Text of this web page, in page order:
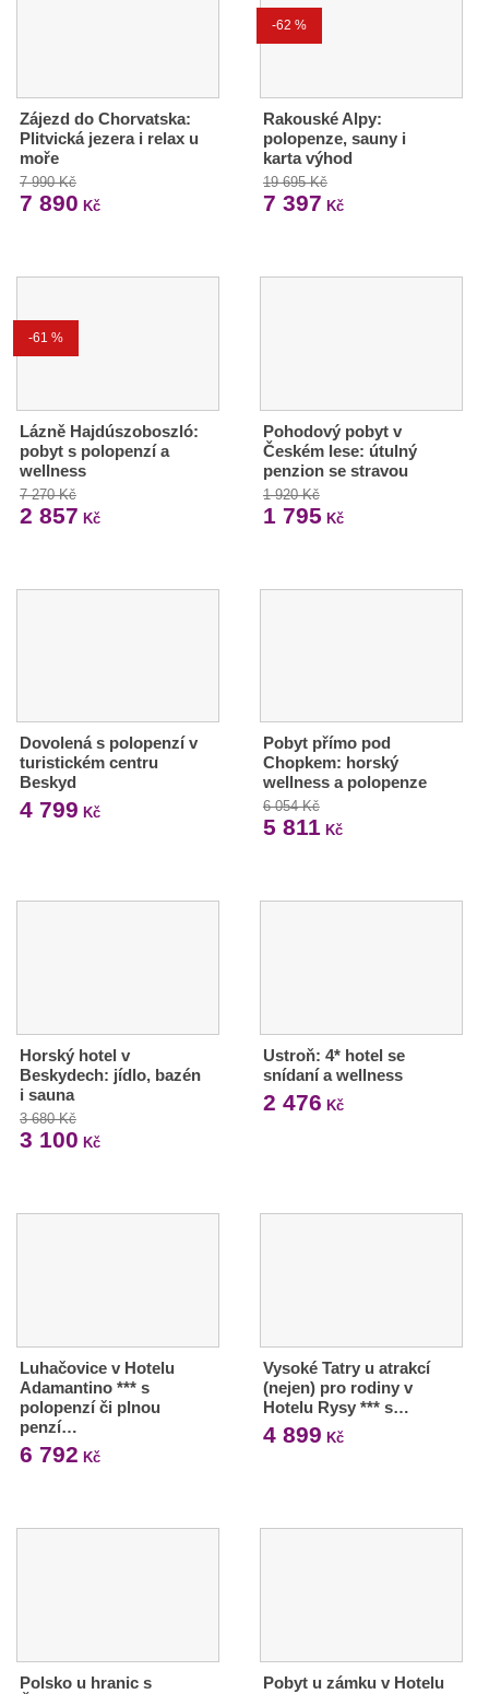
Zájezd do Chorvatska:
Plitvická jezera i relax u
moře
7 990 Kč
7 890 Kč
-62 %
Rakouské Alpy:
polopenze, sauny i
karta výhod
19 695 Kč
7 397 Kč
-61 %
Lázně Hajdúszoboszló:
pobyt s polopenzí a
wellness
7 270 Kč
2 857 Kč
Pohodový pobyt v
Českém lese: útulný
penzion se stravou
1 920 Kč
1 795 Kč
Dovolená s polopenzí v
turistickém centru
Beskyd
4 799 Kč
Pobyt přímo pod
Chopkem: horský
wellness a polopenze
6 054 Kč
5 811 Kč
Horský hotel v
Beskydech: jídlo, bazén
i sauna
3 680 Kč
3 100 Kč
Ustroň: 4* hotel se
snídaní a wellness
2 476 Kč
Luhačovice v Hotelu
Adamantino *** s
polopenzí či plnou
penzí…
6 792 Kč
Vysoké Tatry u atrakcí
(nejen) pro rodiny v
Hotelu Rysy *** s…
4 899 Kč
Polsko u hranic s
Pobyt u zámku v Hotelu